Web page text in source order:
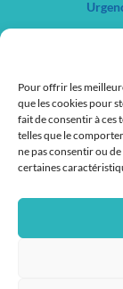
Pour offrir les
que les cookies pour
fait de consentir à ces
telles que le
ne pas consentir ou
certaines